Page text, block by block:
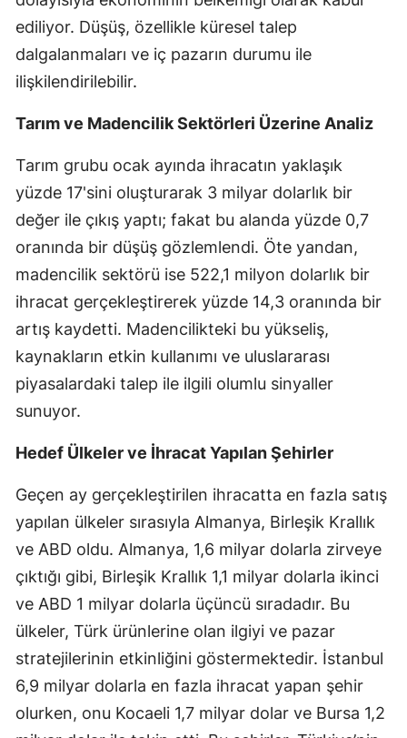
Samsun
Tekirdağ
Tokat
Trabzon
Tunceli
Şanlıurfa
Uşak
Aksaray
Bayburt
Kırıkkale
Batman
ediliyor. Düşüş, özellikle küresel talep
dalgalanmaları ve iç pazarın durumu ile
ilişkilendirilebilir.
Tarım ve Madencilik Sektörleri Üzerine Analiz
Tarım grubu ocak ayında ihracatın yaklaşık
yüzde 17'sini oluşturarak 3 milyar dolarlık bir
değer ile çıkış yaptı; fakat bu alanda yüzde 0,7
oranında bir düşüş gözlemlendi. Öte yandan,
madencilik sektörü ise 522,1 milyon dolarlık bir
ihracat gerçekleştirerek yüzde 14,3 oranında bir
artış kaydetti. Madencilikteki bu yükseliş,
kaynakların etkin kullanımı ve uluslararası
piyasalardaki talep ile ilgili olumlu sinyaller
sunuyor.
Hedef Ülkeler ve İhracat Yapılan Şehirler
Geçen ay gerçekleştirilen ihracatta en fazla satış
yapılan ülkeler sırasıyla Almanya, Birleşik Krallık
ve ABD oldu. Almanya, 1,6 milyar dolarla zirveye
çıktığı gibi, Birleşik Krallık 1,1 milyar dolarla ikinci
ve ABD 1 milyar dolarla üçüncü sıradadır. Bu
ülkeler, Türk ürünlerine olan ilgiyi ve pazar
stratejilerinin etkinliğini göstermektedir. İstanbul
6,9 milyar dolarla en fazla ihracat yapan şehir
olurken, onu Kocaeli 1,7 milyar dolar ve Bursa 1,2